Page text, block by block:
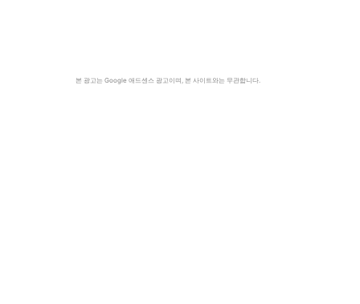
본 광고는 Google 애드센스 광고이며, 본 사이트와는 무관합니다.